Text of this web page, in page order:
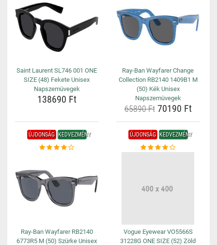
Saint Laurent SL746 001 ONE
SIZE (48) Fekete Unisex
Napszemüvegek
138690 Ft
Ray-Ban Wayfarer Change
Collection RB2140 1409B1 M
(50) Kék Unisex
Napszemüvegek
65890 Ft70190 Ft
ÚJDONSÁG KEDVEZMÉNY
Ray-Ban Wayfarer RB2140
6773R5 M (50) Szürke Unisex
ÚJDONSÁG KEDVEZMÉNY
Vogue Eyewear VO5566S
31228G ONE SIZE (52) Zöld